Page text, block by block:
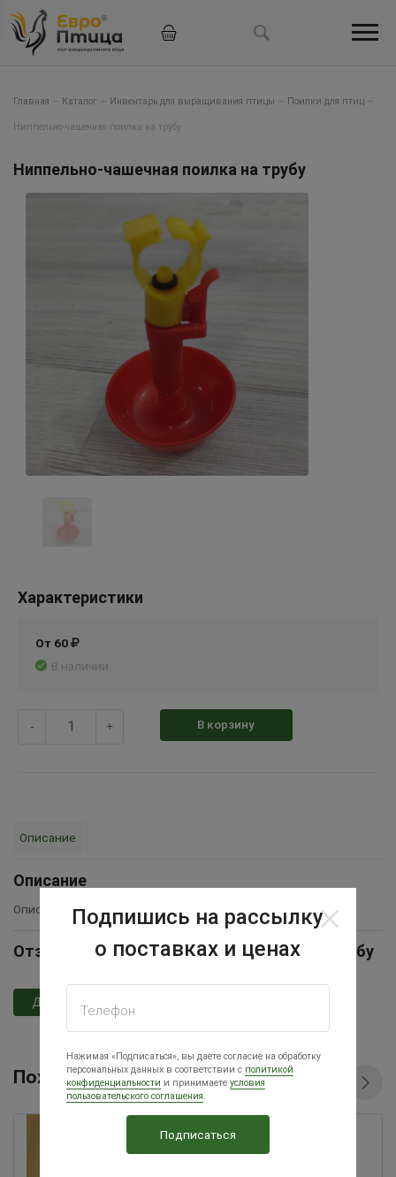
Главная — Каталог — Инвентарь для выращивания птицы — Поилки для птиц —
Ниппельно-чашечная поилка на трубу
Ниппельно-чашечная поилка на трубу
От 60
В наличии
Характеристики
- + В корзину
Описание
Описание
Описание товара временно отсутствует
Отзывы Ниппельно-чашечная поилка на трубу
Добавить отзыв
Похожие товары
Подпишись на рассылку
о поставках и ценах
Телефон
Нажимая «Подписаться», вы даете согласие на обработку
персональных данных в соответствии с политикой
конфиденциальности и принимаете условия
пользовательского соглашения.